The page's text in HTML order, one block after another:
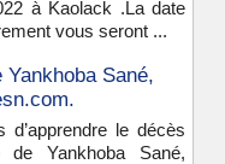
à Kaolack .La date
vous seront ...
Sané,
d’apprendre le décès
Yankhoba Sané,